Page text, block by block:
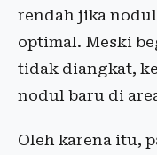
rendah jika
optimal. Meski
tidak diangkat,
nodul baru di
Oleh karena itu,